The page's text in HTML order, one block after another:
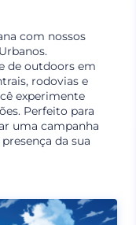
com nossos
de outdoors em
rodovias e
experimente
Perfeito para
uma campanha
da sua